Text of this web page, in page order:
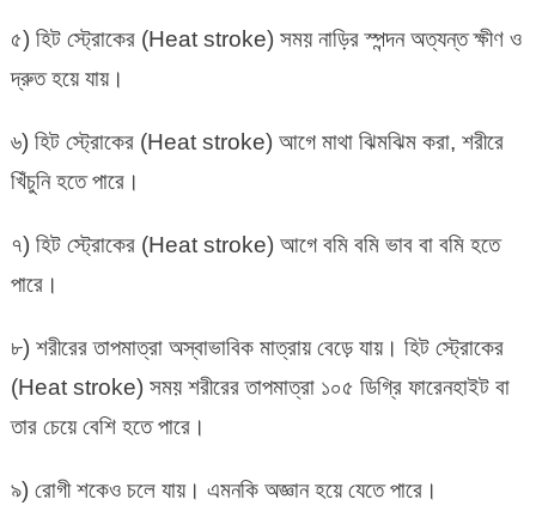
৫) হিট স্ট্রোকের (Heat stroke) সময় নাড়ির স্পন্দন অত্যন্ত ক্ষীণ ও
দ্রুত হয়ে যায়।
৬) হিট স্ট্রোকের (Heat stroke) আগে মাথা ঝিমঝিম করা, শরীরে
খিঁচুনি হতে পারে।
৭) হিট স্ট্রোকের (Heat stroke) আগে বমি বমি ভাব বা বমি হতে
পারে।
৮) শরীরের তাপমাত্রা অস্বাভাবিক মাত্রায় বেড়ে যায়। হিট স্ট্রোকের
(Heat stroke) সময় শরীরের তাপমাত্রা ১০৫ ডিগ্রি ফারেনহাইট বা
তার চেয়ে বেশি হতে পারে।
৯) রোগী শকেও চলে যায়। এমনকি অজ্ঞান হয়ে যেতে পারে।